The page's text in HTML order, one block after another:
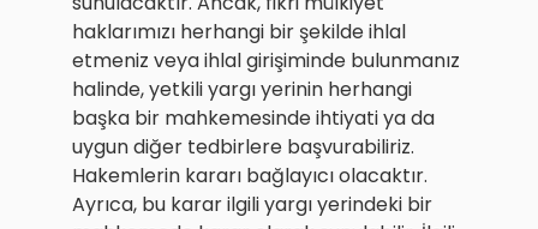
haklarımızı herhangi bir şekilde ihlal
etmeniz veya ihlal girişiminde bulunmanız
halinde, yetkili yargı yerinin herhangi
başka bir mahkemesinde ihtiyati ya da
uygun diğer tedbirlere başvurabiliriz.
Hakemlerin kararı bağlayıcı olacaktır.
Ayrıca, bu karar ilgili yargı yerindeki bir